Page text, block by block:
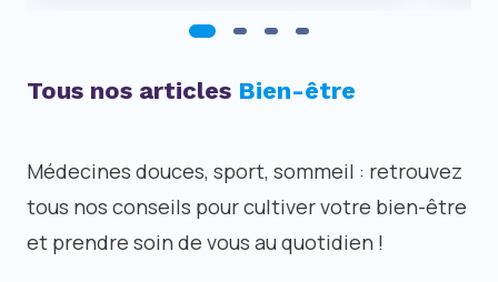
2 3 4
Tous nos articles Bien-être
Médecines douces, sport, sommeil : retrouvez
tous nos conseils pour cultiver votre bien-être
et prendre soin de vous au quotidien !